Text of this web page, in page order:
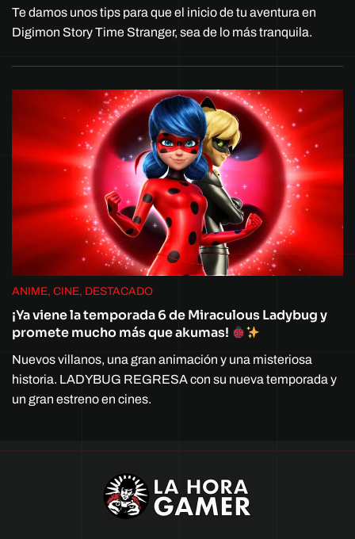
Te damos unos tips para que el inicio de tu aventura en
Digimon Story Time Stranger, sea de lo más tranquila.
ANIME, CINE, DESTACADO
¡Ya viene la temporada 6 de Miraculous Ladybug y
promete mucho más que akumas!
Nuevos villanos, una gran animación y una misteriosa
historia. LADYBUG REGRESA con su nueva temporada y
un gran estreno en cines.